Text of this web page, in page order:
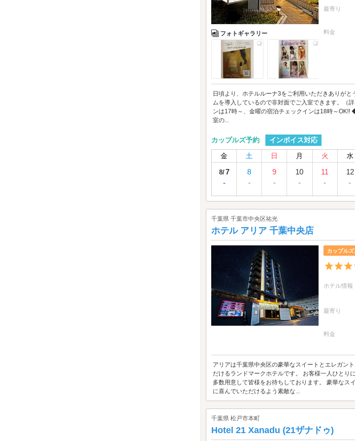
フォトギャラリー
最寄り
料金
日頃より、ホテルルーナ3をご利用いただきありが
ムを導入しているので非対面でご入室できます。（
ンは17時～、金曜の宿泊チェックインは18時～
室の...
カップルズ予約
インボイス対応
金
土 日 月 火 水
8/7
-
8
-
9
-
10
-
11
-
12
-
千葉県 千葉市中央区祐光
ホテル アリア 千葉中央店
カップル
ホテル情報
最寄り
料金
アリアは千葉県中央区の豪華なスイートとエレガン
だけるランドマークホテルです。 お客様一人ひとり
多数用意して皆様をお待ちしております。 豪華なス
に喜んでいただけるよう素敵な...
千葉県 松戸市本町
Hotel 21 Xanadu (21ザナドゥ)